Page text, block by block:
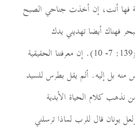
فها أنت، إن أخذت جناحي الصبح
فهناك أيضا تهديني يدك
وتمسكني يمينك”(مز139: 7- 10). إن معرفتنا الحقيقية
منه بل إليه. ألم يقل بطرس للسيد
نذهب كلام الحياة الأبدية
68). ولعل يونان قال للرب لماذا ترسلني